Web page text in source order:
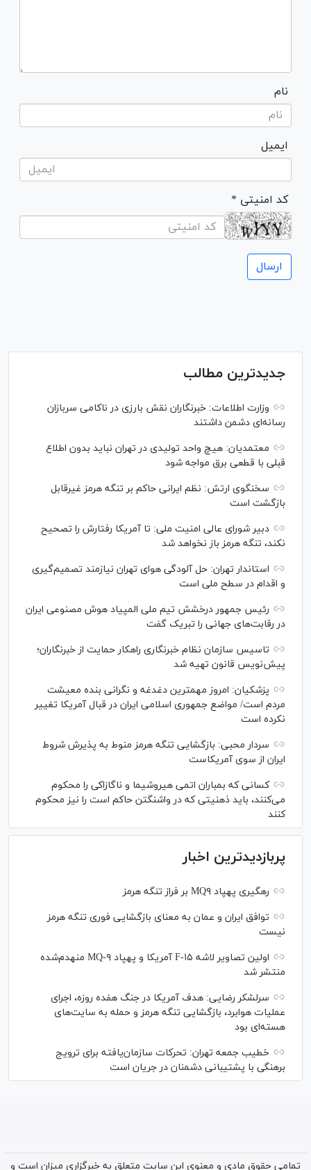
نام
ایمیل
* کد امنیتی
جدیدترین مطالب
وزارت اطلاعات: خبرنگاران نقش بارزی در ناکامی سربازان
رسانه‌ای دشمن داشتند
معتمدیان: هیچ واحد تولیدی در تهران نباید بدون اطلاع
قبلی با قطعی برق مواجه شود
سخنگوی ارتش: نظم ایرانی حاکم بر تنگه هرمز غیرقابل
بازگشت است
دبیر شورای عالی امنیت ملی: تا آمریکا رفتارش را تصحیح
نکند، تنگه هرمز باز نخواهد شد
استاندار تهران: حل آلودگی هوای تهران نیازمند تصمیم‌گیری
و اقدام در سطح ملی است
رئیس جمهور درخشش تیم ملی المپیاد هوش مصنوعی ایران
در رقابت‌های جهانی را تبریک گفت
تاسیس سازمان نظام خبرنگاری راهکار حمایت از خبرنگاران؛
پیش‌نویس قانون تهیه شد
پزشکیان: امروز مهمترین دغدغه و نگرانی بنده معیشت
مردم است/ مواضع جمهوری اسلامی ایران در قبال آمریکا تغییر
نکرده است
سردار محبی: بازگشایی تنگه هرمز منوط به پذیرش شروط
ایران از سوی آمریکاست
کسانی که بمباران اتمی هیروشیما و ناگازاکی را محکوم
می‌کنند، باید ذهنیتی که در واشنگتن حاکم است را نیز محکوم
کنند
پربازدیدترین اخبار
رهگیری پهپاد MQ۹ بر فراز تنگه هرمز
توافق ایران و عمان به معنای بازگشایی فوری تنگه هرمز
نیست
اولین تصاویر لاشه F-۱۵ آمریکا و پهپاد MQ-۹ منهدم‌شده
منتشر شد
سرلشکر رضایی: هدف آمریکا در جنگ هفده روزه، اجرای
عملیات هوابرد، بازگشایی تنگه هرمز و حمله به سایت‌های
هسته‌ای بود
خطیب جمعه تهران: تحرکات سازمان‌یافته برای ترویج
برهنگی با پشتیبانی دشمنان در جریان است
تمامی حقوق مادی و معنوی این سایت متعلق به خبرگزاری میزان است و